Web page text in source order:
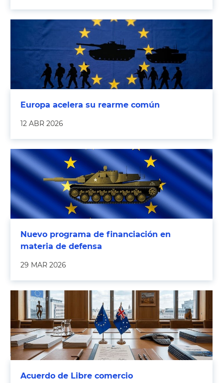
Europa acelera su rearme común
12 ABR 2026
Nuevo programa de financiación en
materia de defensa
29 MAR 2026
Acuerdo de Libre comercio